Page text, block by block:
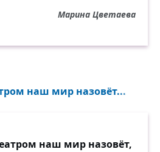
Марина Цветаева
наш мир назовёт...
наш мир назовёт,